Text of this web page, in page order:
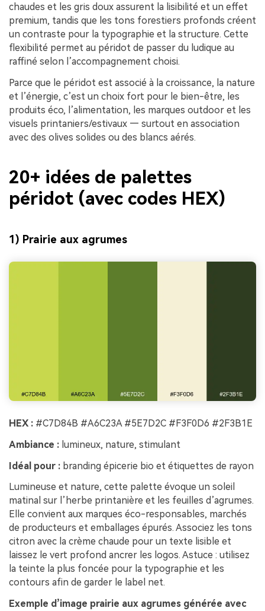
chaudes et les gris doux assurent la lisibilité et un effet
premium, tandis que les tons forestiers profonds créent
un contraste pour la typographie et la structure. Cette
flexibilité permet au péridot de passer du ludique au
raffiné selon l’accompagnement choisi.
Parce que le péridot est associé à la croissance, la nature
et l’énergie, c’est un choix fort pour le bien-être, les
produits éco, l’alimentation, les marques outdoor et les
visuels printaniers/estivaux — surtout en association
avec des olives solides ou des blancs aérés.
20+ idées de palettes
péridot (avec codes HEX)
1) Prairie aux agrumes
HEX : #C7D84B #A6C23A #5E7D2C #F3F0D6 #2F3B1E
Ambiance : lumineux, nature, stimulant
Idéal pour : branding épicerie bio et étiquettes de rayon
Lumineuse et nature, cette palette évoque un soleil
matinal sur l’herbe printanière et les feuilles d’agrumes.
Elle convient aux marques éco-responsables, marchés
de producteurs et emballages épurés. Associez les tons
citron avec la crème chaude pour un texte lisible et
laissez le vert profond ancrer les logos. Astuce : utilisez
la teinte la plus foncée pour la typographie et les
contours afin de garder le label net.
Exemple d’image prairie aux agrumes générée avec